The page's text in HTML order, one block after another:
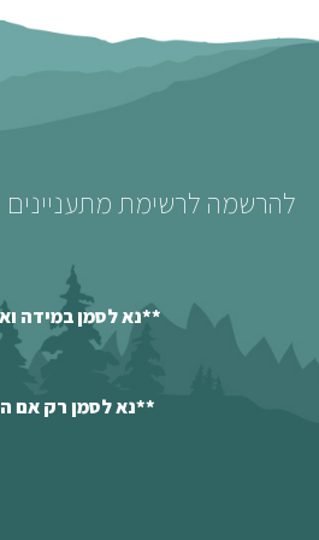
להרשמה לרשימת
**נא לסמן במידה
**נא לסמן רק אם